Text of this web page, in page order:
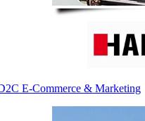
E-Commerce & Marketing